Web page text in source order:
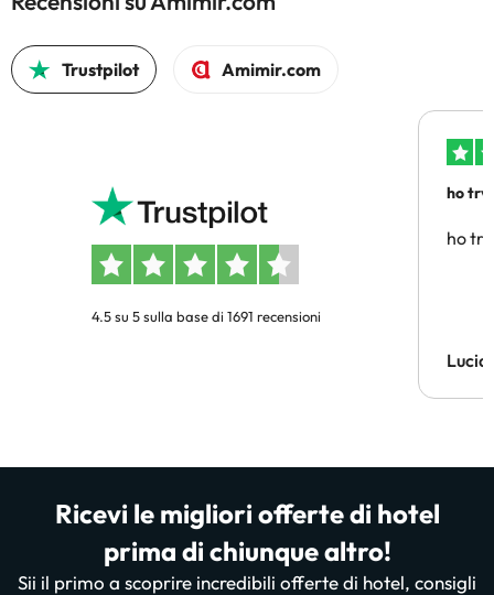
Trustpilot Amimir.com
4.5 su 5 sulla base di 1691 recensioni
ho
ho
Lucia
Ricevi le migliori offerte di hotel
prima di chiunque altro!
Sii il primo a scoprire incredibili offerte di hotel, consigli